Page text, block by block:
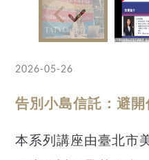
2026-05-26
告別小島信託：避開
本系列講座由臺北市